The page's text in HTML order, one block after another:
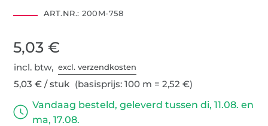
ART.NR.: 200M-758
5,03 €
incl. btw,excl. verzendkosten
5,03 € / stuk (basisprijs: 100 m = 2,52 €)
Vandaag besteld, geleverd tussen di, 11.08. en
ma, 17.08.